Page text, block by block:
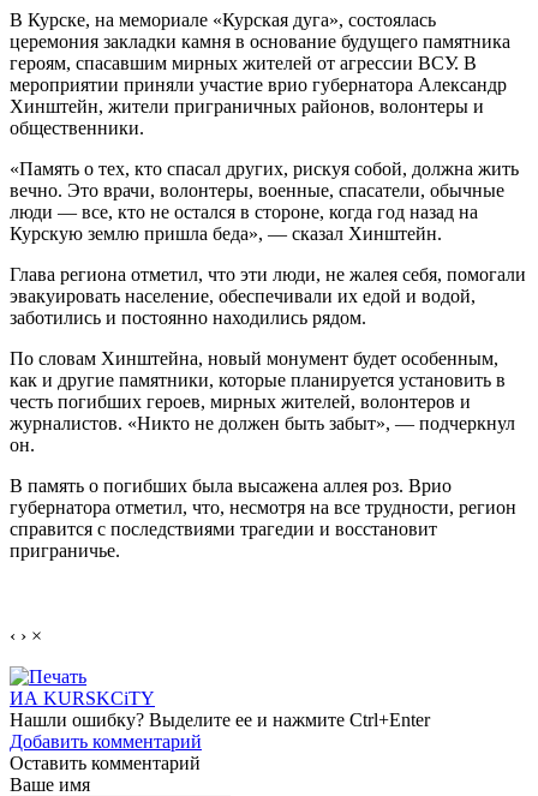
В Курске, на мемориале «Курская дуга», состоялась
церемония закладки камня в основание будущего памятника
героям, спасавшим мирных жителей от агрессии ВСУ. В
мероприятии приняли участие врио губернатора Александр
Хинштейн, жители приграничных районов, волонтеры и
общественники.
«Память о тех, кто спасал других, рискуя собой, должна жить
вечно. Это врачи, волонтеры, военные, спасатели, обычные
люди — все, кто не остался в стороне, когда год назад на
Курскую землю пришла беда», — сказал Хинштейн.
Глава региона отметил, что эти люди, не жалея себя, помогали
эвакуировать население, обеспечивали их едой и водой,
заботились и постоянно находились рядом.
По словам Хинштейна, новый монумент будет особенным,
как и другие памятники, которые планируется установить в
честь погибших героев, мирных жителей, волонтеров и
журналистов. «Никто не должен быть забыт», — подчеркнул
он.
В память о погибших была высажена аллея роз. Врио
губернатора отметил, что, несмотря на все трудности, регион
справится с последствиями трагедии и восстановит
приграничье.
‹ › ×
ИА KURSKCiTY
Нашли ошибку? Выделите ее и нажмите Ctrl+Enter
Добавить комментарий
Оставить комментарий
Ваше имя